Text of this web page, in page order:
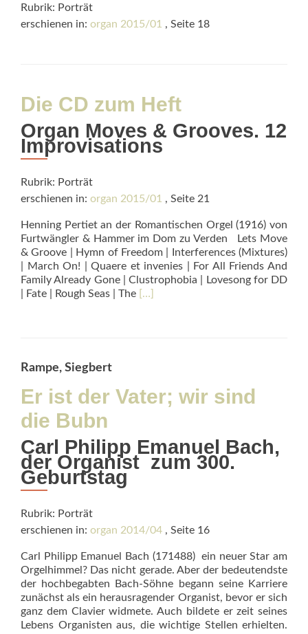
Rubrik: Porträt
erschienen in: organ 2015/01 , Seite 18
Die CD zum Heft
Organ Moves & Grooves. 12
Improvisations
Rubrik: Porträt
erschienen in: organ 2015/01 , Seite 21
Henning Pertiet an der Romantischen Orgel (1916) von
Furtwängler & Hammer im Dom zu Verden Lets Move
& Groove | Hymn of Freedom | Interferences (Mixtures)
| March On! | Quaere et invenies | For All Friends And
Family Already Gone | Clustrophobia | Lovesong for DD
| Fate | Rough Seas | The Read
[…]
Rampe, Siegbert
Er ist der Vater; wir sind
die Bubn
Carl Philipp Emanuel Bach,
der Organist  zum 300.
Geburtstag
Rubrik: Porträt
erschienen in: organ 2014/04 , Seite 16
Carl Philipp Emanuel Bach (171488)  ein neuer Star am
Orgelhimmel? Das nicht gerade. Aber der bedeutendste
der hochbegabten Bach-Söhne begann seine Karriere
zunächst als ein herausragender Organist, bevor er sich
ganz dem Clavier widmete. Auch bildete er zeit seines
Lebens Organisten aus, die wichtige Stellen erhielten.